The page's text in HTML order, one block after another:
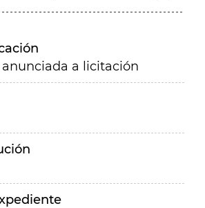
a licitación